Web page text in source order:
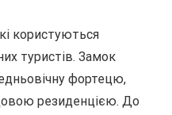
користуються
туристів. Замок
фортецю,
резиденцією. До